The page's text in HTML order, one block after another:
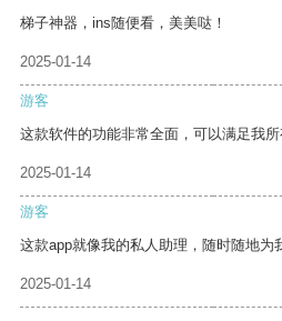
梯子神器，ins随便看，美美哒！
2025-01-14
游客
这款软件的功能非常全面，可以满足我所
2025-01-14
游客
这款app就像我的私人助理，随时随地为
2025-01-14